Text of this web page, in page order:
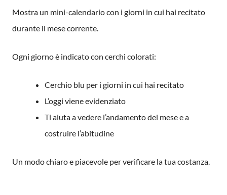
Mostra un mini-calendario con i giorni in cui hai recitato
durante il mese corrente.
Ogni giorno è indicato con cerchi colorati:
Cerchio blu per i giorni in cui hai recitato
L’oggi viene evidenziato
Ti aiuta a vedere l’andamento del mese e a
costruire l’abitudine
Un modo chiaro e piacevole per verificare la tua costanza.